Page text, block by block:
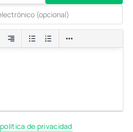
política de privacidad